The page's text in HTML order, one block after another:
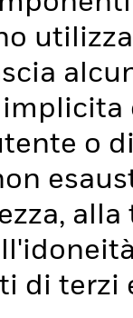
o
di terzi